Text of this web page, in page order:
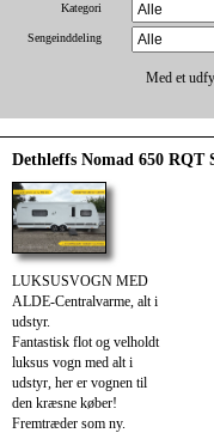
Kategori
Sengeinddeling
Med et
Dethleffs Nomad 650 RQT
LUKSUSVOGN MED
ALDE-Centralvarme, alt i
udstyr.
Fantastisk flot og velholdt
luksus vogn med alt i
udstyr, her er vognen til
den kræsne køber!
Fremtræder som ny.